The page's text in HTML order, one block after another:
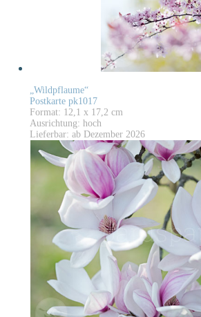
„Wildpflaume“
Postkarte pk1017
Format: 12,1 x 17,2 cm
Ausrichtung: hoch
Lieferbar: ab Dezember 2026